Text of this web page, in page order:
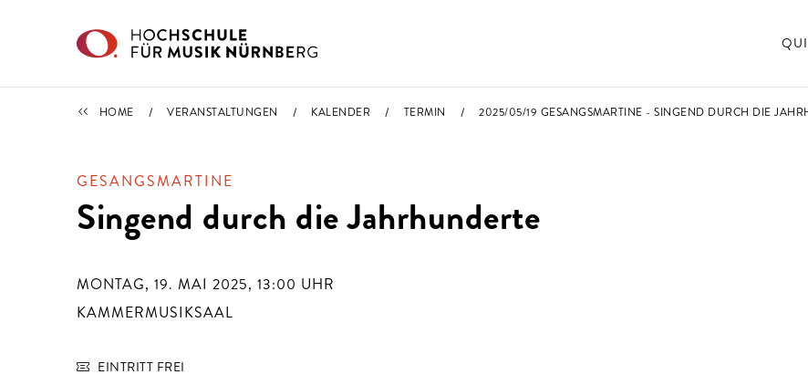
TERMINE
HOME VERANSTALTUNGEN KALENDER TERMIN 2025/05/19 GESANGSMARTINE - SINGEND DURCH DIE
GESANGSMARTINE
Singend durch die Jahrhunderte
MONTAG, 19. MAI 2025, 13:00 UHR
KAMMERMUSIKSAAL
EINTRITT FREI